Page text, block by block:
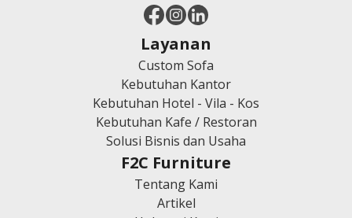
Layanan
Custom Sofa
Kebutuhan Kantor
Kebutuhan Hotel - Vila - Kos
Kebutuhan Kafe / Restoran
Solusi Bisnis dan Usaha
F2C Furniture
Tentang Kami
Artikel